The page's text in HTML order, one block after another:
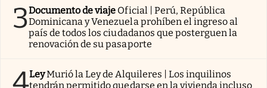
3Documento de viaje Oficial | Perú, República
Dominicana y Venezuela prohíben el ingreso al
país de todos los ciudadanos que posterguen la
renovación de su pasaporte
LeyMurió la Ley de Alquileres | Los inquilinos
tendrán permitido quedarse en la vivienda incluso